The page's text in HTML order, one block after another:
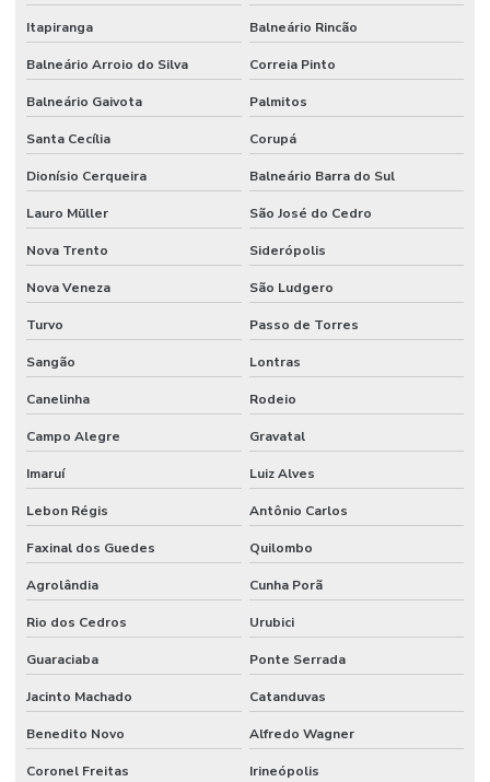
Itapiranga Balneário Rincão
Balneário Arroio do Silva Correia Pinto
Balneário Gaivota Palmitos
Santa Cecília Corupá
Dionísio Cerqueira Balneário Barra do Sul
Lauro Müller São José do Cedro
Nova Trento Siderópolis
Nova Veneza São Ludgero
Turvo Passo de Torres
Sangão Lontras
Canelinha Rodeio
Campo Alegre Gravatal
Imaruí Luiz Alves
Lebon Régis Antônio Carlos
Faxinal dos Guedes Quilombo
Agrolândia Cunha Porã
Rio dos Cedros Urubici
Guaraciaba Ponte Serrada
Jacinto Machado Catanduvas
Benedito Novo Alfredo Wagner
Coronel Freitas Irineópolis